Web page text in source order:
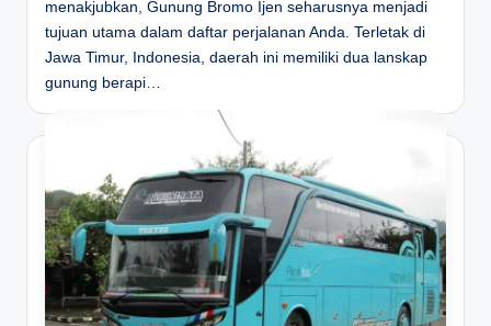
menakjubkan, Gunung Bromo Ijen seharusnya menjadi
tujuan utama dalam daftar perjalanan Anda. Terletak di
Jawa Timur, Indonesia, daerah ini memiliki dua lanskap
gunung berapi…